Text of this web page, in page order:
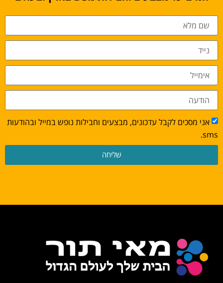
אני מסכים לקבל עדכונים, מבצעים וחבילות נופש במייל ובהודעות
sms.
שליחה